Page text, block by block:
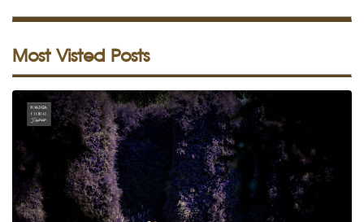
Most Visted Posts